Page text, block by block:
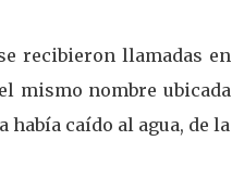
recibieron llamadas en
mismo nombre ubicada
caído al agua, de la